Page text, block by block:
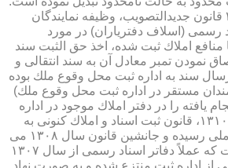
مضافاً مطابق ماده ۲۰۳ قانون جدیدالتصویب، وظیفه نمایندگان
رسمی (اسلاف دفتریاران) در مورد
منافع املاك ثبت شده، اخذ حق الثبت سند
نمودن تمبر معادل آن به سند انتقالی و
سند به اداره ثبت محل وقوع ملك بوده
مستقر در اداره ثبت محل وقوع ملك)
یافته را در دفتر املاك موجود در اداره
ثبت درج نمایند.در سال ۱۳۱۰، قانون ثبت اسناد و املاك كنونی به
تصویب مجلس شورای ملی رسیده و جانشین قانون سال ۱۳۰۸ می
گردد و این در حالی است كه عملاً دفاتر اسناد رسمی از سال ۱۳۰۷